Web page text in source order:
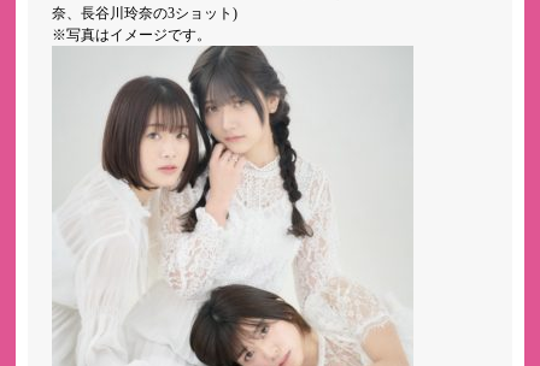
奈、長谷川玲奈の3ショット)
※写真はイメージです。